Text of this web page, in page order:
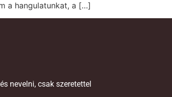
a hangulatunkat, a […]
nevelni, csak szeretettel